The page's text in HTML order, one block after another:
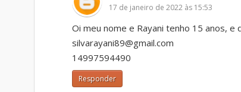
17 de janeiro de 2022 às 15:53
Oi meu nome e Rayani tenho 15 anos,
silvarayani89@gmail.com
14997594490
Responder